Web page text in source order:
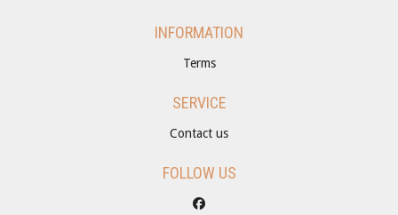
INFORMATION
Terms
SERVICE
Contact us
FOLLOW US